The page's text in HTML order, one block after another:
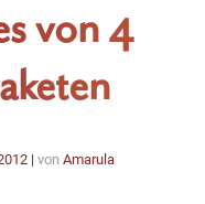
von 4
| von Amarula